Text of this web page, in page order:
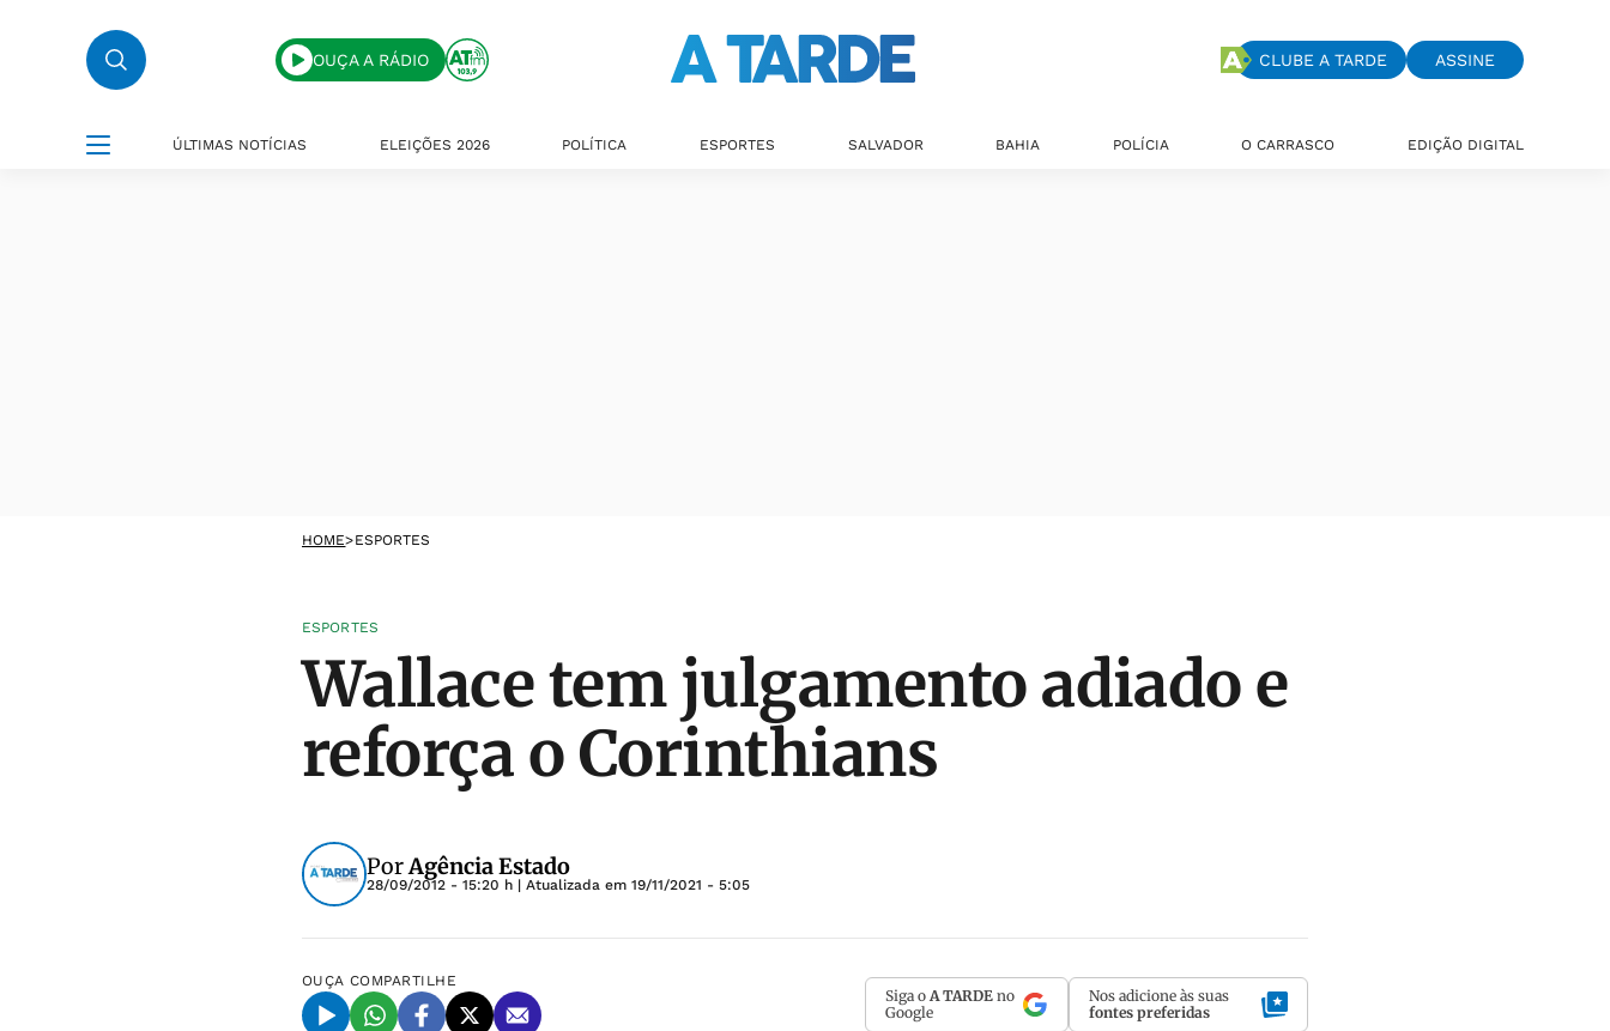
OUÇA A RÁDIO CLUBE A TARDE ASSINE
ÚLTIMAS NOTÍCIAS ELEIÇÕES 2026 POLÍTICA ESPORTES SALVADOR BAHIA POLÍCIA O CARRASCO EDIÇÃO DIGITAL
HOME>ESPORTES
ESPORTES
Wallace tem julgamento adiado e
reforça o Corinthians
PorAgência Estado
28/09/2012 - 15:20 h | Atualizada em 19/11/2021 - 5:05
OUÇA COMPARTILHE
Siga o A TARDE no
Google
Nos adicione às suas
fontes preferidas